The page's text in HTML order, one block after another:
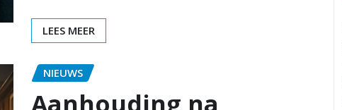
LEES MEER
NIEUWS